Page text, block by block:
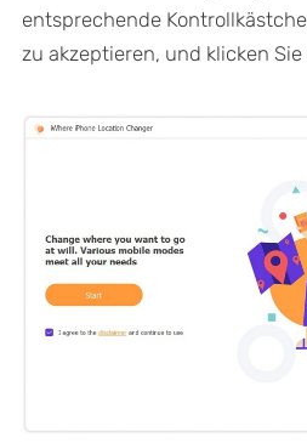
entsprechende
zu akzeptieren, und klicken